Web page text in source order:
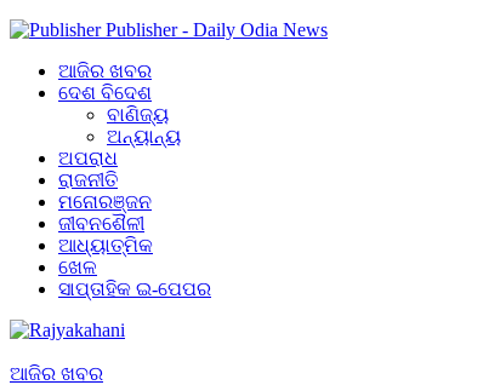
Publisher - Daily Odia News
ଆଜିର ଖବର
ଦେଶ ବିଦେଶ
ବାଣିଜ୍ୟ
ଅନ୍ୟାନ୍ୟ
ଅପରାଧ
ରାଜନୀତି
ମନୋରଞ୍ଜନ
ଜୀବନଶୈଳୀ
ଆଧ୍ୟାତ୍ମିକ
ଖେଳ
ସାପ୍ତାହିକ ଇ-ପେପର
ଆଜିର ଖବର